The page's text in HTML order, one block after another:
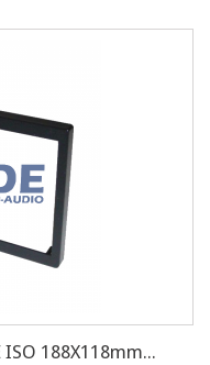
ISO 188X118mm...